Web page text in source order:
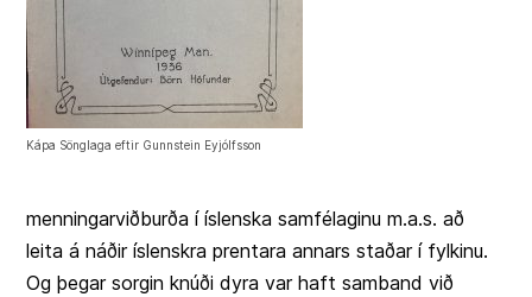
Kápa Sönglaga eftir Gunnstein Eyjólfsson
menningarviðburða í íslenska samfélaginu m.a.s. að
leita á náðir íslenskra prentara annars staðar í fylkinu.
Og þegar sorgin knúði dyra var haft samband við